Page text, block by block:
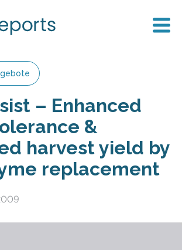
– Enhanced
&
harvest yield by
replacement